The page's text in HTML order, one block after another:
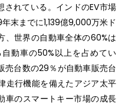
れている。インドのEV市場
末までに1,139億9,000万米ド
、世界の自動車全体の60%は
動車の50%以上を占めてい
売台数の29％が自動車販売台
走行機能を備えたアジア太平
車のスマートキー市場の成長